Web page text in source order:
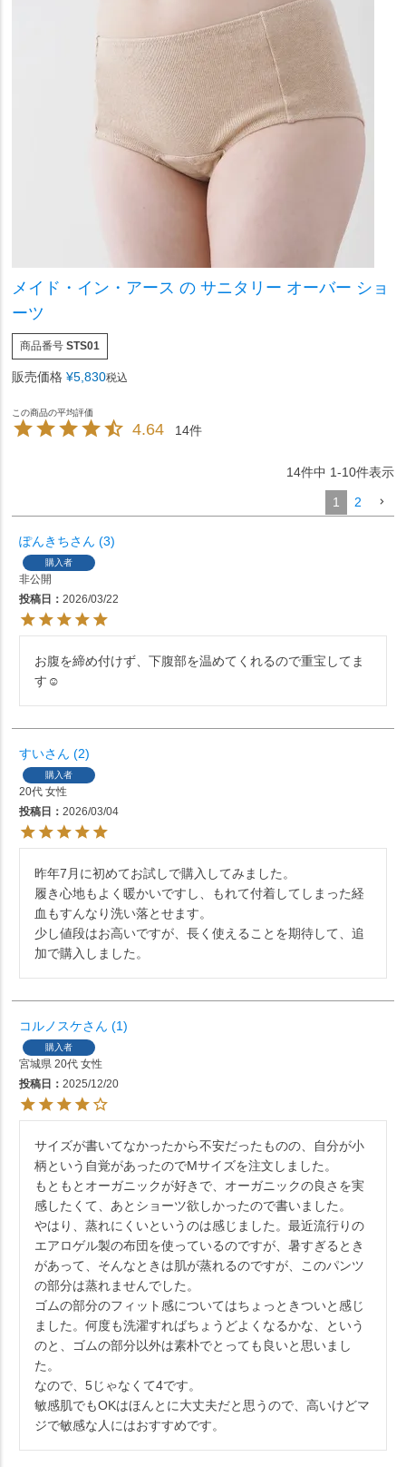
メイド・イン・アース の サニタリー オーバー ショ
ーツ
商品番号 STS01
販売価格 ¥5,830税込
4.64 14
14件中 1-10件表示
1 2
ぽんきち 3
購入者
非公開
投稿日
2026/03/22
お腹を締め付けず、下腹部を温めてくれるので重宝してま
す☺️
すい 2
購入者
20代 女性
投稿日
2026/03/04
昨年7月に初めてお試しで購入してみました。
履き心地もよく暖かいですし、もれて付着してしまった経
血もすんなり洗い落とせます。
少し値段はお高いですが、長く使えることを期待して、追
加で購入しました。
コルノスケ 1
購入者
宮城県 20代 女性
投稿日
2025/12/20
サイズが書いてなかったから不安だったものの、自分が小
柄という自覚があったのでMサイズを注文しました。
もともとオーガニックが好きで、オーガニックの良さを実
感したくて、あとショーツ欲しかったので書いました。
やはり、蒸れにくいというのは感じました。最近流行りの
エアロゲル製の布団を使っているのですが、暑すぎるとき
があって、そんなときは肌が蒸れるのですが、このパンツ
の部分は蒸れませんでした。
ゴムの部分のフィット感についてはちょっときついと感じ
ました。何度も洗濯すればちょうどよくなるかな、という
のと、ゴムの部分以外は素朴でとっても良いと思いまし
た。
なので、5じゃなくて4です。
敏感肌でもOKはほんとに大丈夫だと思うので、高いけどマ
ジで敏感な人にはおすすめです。